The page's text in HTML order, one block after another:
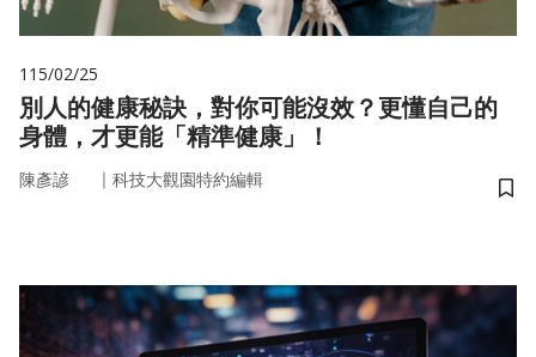
115/02/25
別人的健康秘訣，對你可能沒效？更懂自己的
身體，才更能「精準健康」！
陳彥諺 ｜ 科技大觀園特約編輯
儲